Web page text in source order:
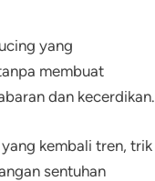
yang
membuat
dan kecerdikan.
kembali tren, trik
sentuhan